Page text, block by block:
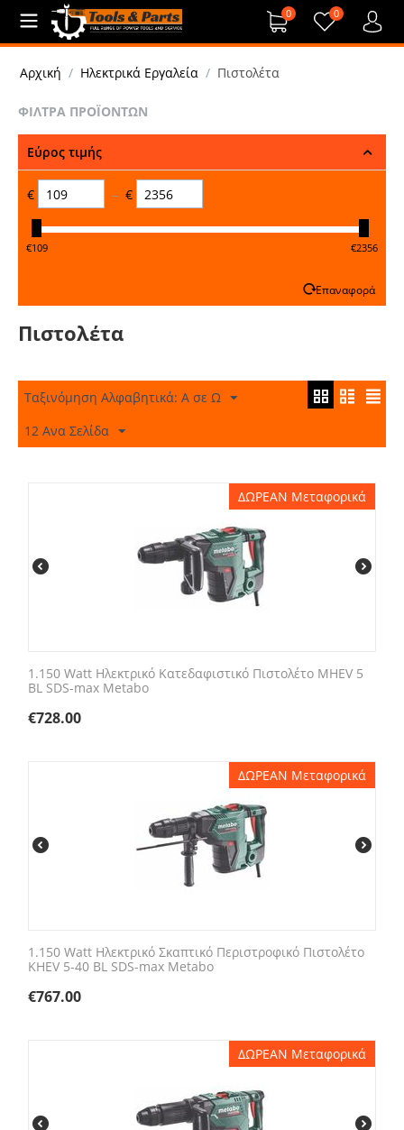
0 0
Αρχική / Ηλεκτρικά Εργαλεία / Πιστολέτα
ΦΊΛΤΡΑ ΠΡΟΪΌΝΤΩΝ
Εύρος τιμής
€ – €
‎€109 ‎€2356
Επαναφορά
Πιστολέτα
Ταξινόμηση Αλφαβητικά: A σε Ω
12 Ανα Σελίδα
ΔΩΡΕΑΝ Μεταφορικά
1.150 Watt Ηλεκτρικό Κατεδαφιστικό Πιστολέτο MHEV 5
BL SDS-max Metabo
€728.00
ΔΩΡΕΑΝ Μεταφορικά
1.150 Watt Ηλεκτρικό Σκαπτικό Περιστροφικό Πιστολέτο
KHEV 5-40 BL SDS-max Metabo
€767.00
ΔΩΡΕΑΝ Μεταφορικά